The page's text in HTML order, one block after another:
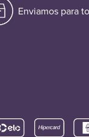
Enviamos para